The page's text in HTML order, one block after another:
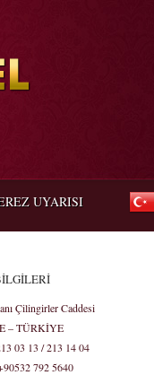
UYARISI
Çilingirler Caddesi
– TÜRKİYE
03 13 / 213 14 04
792 5640